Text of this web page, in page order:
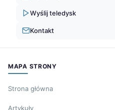
Wyślij teledysk
Kontakt
MAPA STRONY
Strona główna
Artykuły